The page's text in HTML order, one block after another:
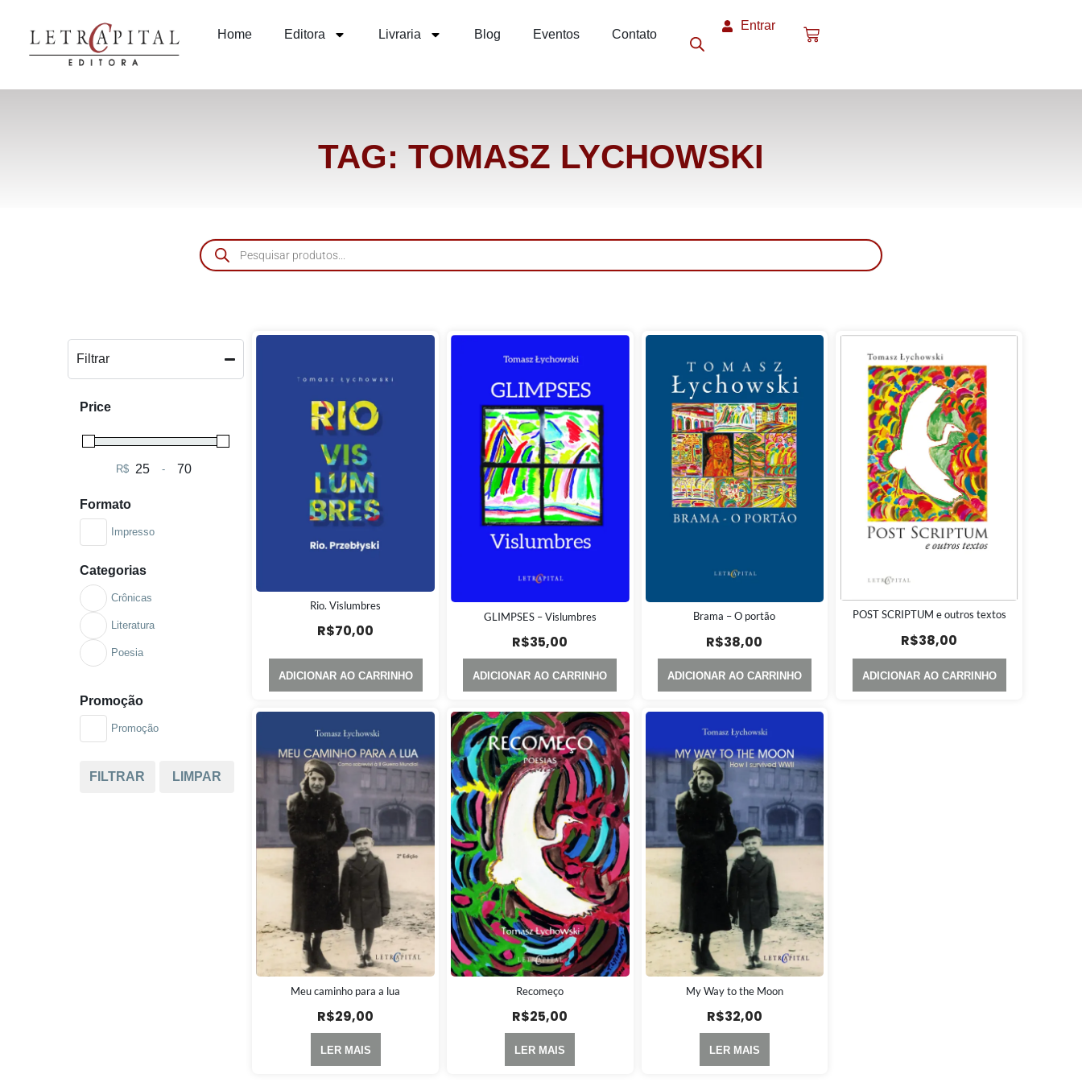
Home Editora Livraria Blog Eventos Contato
Entrar
TAG: TOMASZ LYCHOWSKI
Filtrar
Price
R$ Minimum Price
-Maximum Price
Formato
Impresso
Categorias
Crônicas
Literatura
Poesia
Promoção
Promoção
FILTRAR LIMPAR
Rio. Vislumbres
R$70,00
ADICIONAR AO CARRINHO
GLIMPSES – Vislumbres
R$35,00
ADICIONAR AO CARRINHO
Brama – O portão
R$38,00
ADICIONAR AO CARRINHO
POST SCRIPTUM e outros textos
R$38,00
ADICIONAR AO CARRINHO
Meu caminho para a lua
R$29,00
LER MAIS
Recomeço
R$25,00
LER MAIS
My Way to the Moon
R$32,00
LER MAIS